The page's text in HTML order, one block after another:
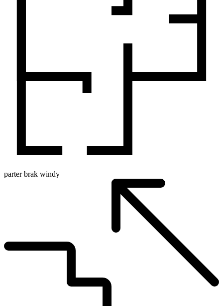
parter brak windy